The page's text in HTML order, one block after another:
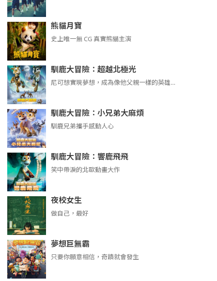
熊貓月寶
史上唯一無 CG 真實熊貓主演
馴鹿大冒險：超越北極光
尼可想實現夢想，成為像他父親一樣的英雄…
馴鹿大冒險：小兄弟大麻煩
馴鹿兄弟攜手感動人心
馴鹿大冒險：響鹿飛飛
笑中帶淚的北歐動畫大作
夜校女生
做自己，最好
夢想巨無霸
只要你願意相信，奇蹟就會發生